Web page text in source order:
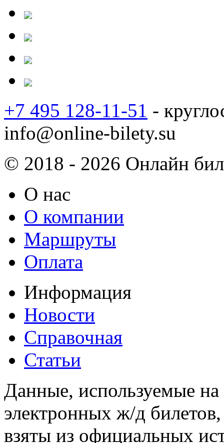
+7 495 128-11-51 -
info@online-bilety.su
© 2018 - 2026 Онлайн
О нас
О компании
Маршруты
Оплата
Информация
Новости
Справочная
Статьи
Данные, используемые на
электронных ж/д
взяты из официальных